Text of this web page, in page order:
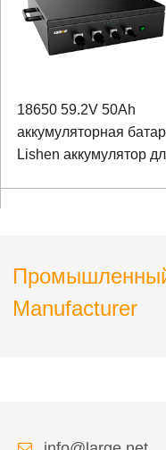
18650 59.2V 50Ah
аккумуляторная
Lishen аккумулятор
Manufacturer